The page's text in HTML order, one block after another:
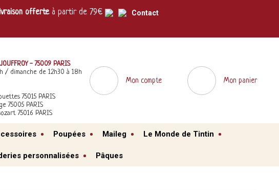
offerte à partir de 79€ Contact
- 75009 PARIS
/ dimanche de 12h30 à 18h
75015 PARIS
75005 PARIS
75016 PARIS
Mon compte Mon panier
Poupées Maileg Le Monde de Tintin
personnalisées Pâques